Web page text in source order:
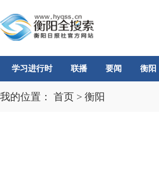
学习进行时 联播 要闻 衡阳
我的位置： 首页 > 衡阳